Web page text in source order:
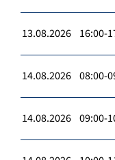
13.08.2026 16:00-
14.08.2026 08:00-
14.08.2026 09:00-